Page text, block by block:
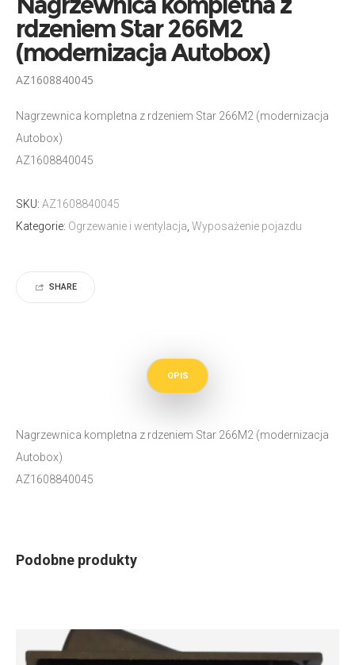
rdzeniem Star 266M2
(modernizacja Autobox)
AZ1608840045
Nagrzewnica kompletna z rdzeniem Star 266M2 (modernizacja
Autobox)
AZ1608840045
SKU: AZ1608840045
Kategorie: Ogrzewanie i wentylacja, Wyposażenie pojazdu
SHARE
OPIS
Nagrzewnica kompletna z rdzeniem Star 266M2 (modernizacja
Autobox)
AZ1608840045
Podobne produkty